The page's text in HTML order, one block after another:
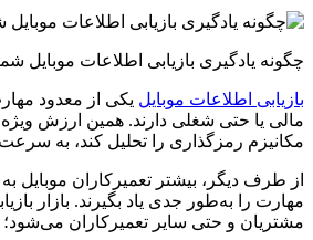
چگونه یادگیری بازیابی اطلاعات موبایل
بازیابی اطلاعات موبایل یکی از معدود
مالی یا حتی شغلی دارند. همین ارزش ویژه
مکانیزم رمزگذاری را تحلیل کند، به
از طرف دیگر، بیشتر تعمیرکاران موبایل
مهارت را به‌طور جدی یاد بگیرند. بازار
مشتریان و حتی سایر تعمیرکاران